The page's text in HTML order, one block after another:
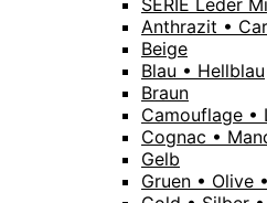
Anthrazit •
Beige
Blau • Hellblau
Braun
Camouflage •
Cognac •
Gelb
Gruen • Olive